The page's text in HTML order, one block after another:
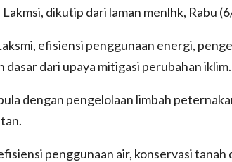
Lakmsi, dikutip dari laman menlhk, Rabu
efisiensi penggunaan energi,
dasar dari upaya mitigasi perubahan iklim.
dengan pengelolaan limbah
penggunaan air, konservasi